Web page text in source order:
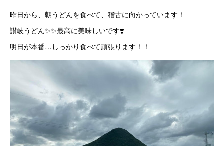
昨日から、朝うどんを食べて、稽古に向かっています！
讃岐うどん✨✨最高に美味しいです❣️
明日が本番…しっかり食べて頑張ります！！